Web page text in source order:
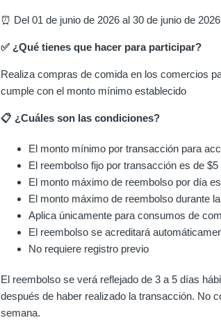
⏰ Del 01 de junio de 2026 al 30 de junio de
✅ ¿Qué tienes que hacer para participar?
Realiza compras de comida en los comercios
cumple con el monto mínimo establecido
📋 ¿Cuáles son las condiciones?
El monto mínimo por transacción para
El reembolso fijo por transacción es de $5
El monto máximo de reembolso por día
El monto máximo de reembolso durante
Aplica únicamente para consumos de
El reembolso se acreditará
No requiere registro previo
El reembolso se verá reflejado de 3 a 5 días
después de haber realizado la transacción. No
semana.